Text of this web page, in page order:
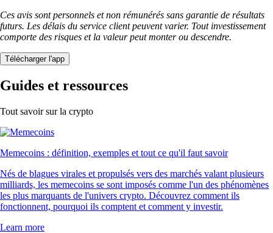
Ces avis sont personnels et non rémunérés sans garantie de résultats
futurs. Les délais du service client peuvent varier. Tout investissement
comporte des risques et la valeur peut monter ou descendre.
Télécharger l'app
Guides et ressources
Tout savoir sur la crypto
Memecoins : définition, exemples et tout ce qu'il faut savoir
Nés de blagues virales et propulsés vers des marchés valant plusieurs
milliards, les memecoins se sont imposés comme l'un des phénomènes
les plus marquants de l'univers crypto. Découvrez comment ils
fonctionnent, pourquoi ils comptent et comment y investir.
Learn more